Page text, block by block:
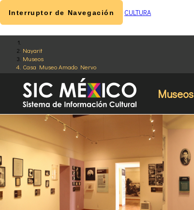
Nayarit
Museos
Casa Museo Amado Nervo
Museos
Interruptor de Navegación CULTURA